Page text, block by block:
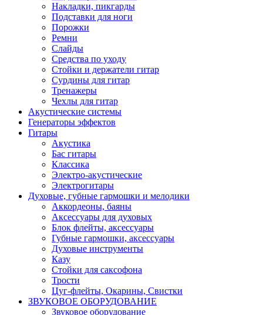
Накладки, пикгарды
Подставки для ноги
Порожки
Ремни
Слайды
Средства по уходу
Стойки и держатели гитар
Сурдины для гитар
Тренажеры
Чехлы для гитар
Акустические системы
Генераторы эффектов
Гитары
Акустика
Бас гитары
Классика
Электро-акустические
Электрогитары
Духовые, губные гармошки и мелодики
Аккордеоны, баяны
Аксессуары для духовых
Блок флейты, аксессуары
Губные гармошки, аксессуары
Духовые инструменты
Казу
Стойки для саксофона
Трости
Цуг-флейты, Окарины, Свистки
ЗВУКОВОЕ ОБОРУДОВАНИЕ
Звуковое оборудование